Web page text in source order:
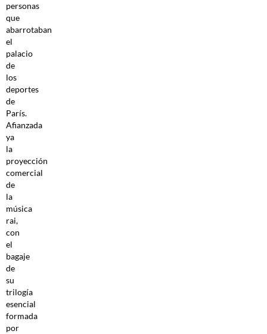
personas
que
abarrotaban
el
palacio
de
los
deportes
de
París.
Afianzada
ya
la
proyección
comercial
de
la
música
rai,
con
el
bagaje
de
su
trilogía
esencial
formada
por